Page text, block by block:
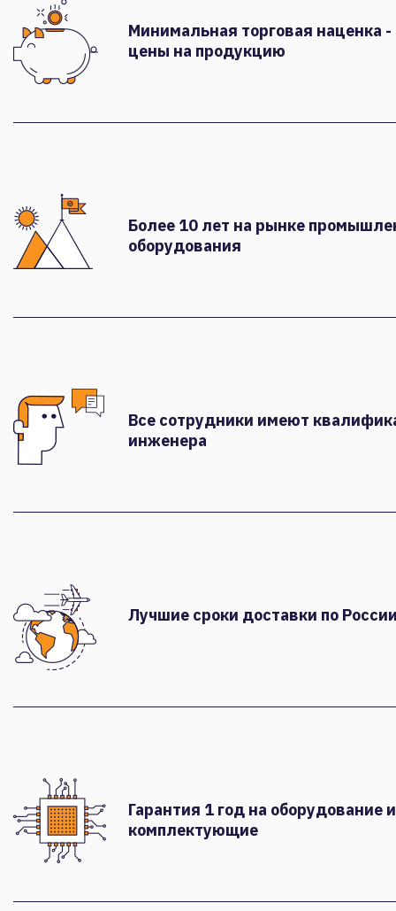
Минимальная торговая наценка
цены на продукцию
Более 10 лет на рынке
оборудования
Все сотрудники имеют
инженера
Лучшие сроки доставки по
Гарантия 1 год на оборудование и
комплектующие